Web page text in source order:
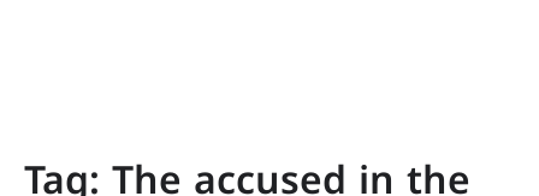
Tag: The accused in the